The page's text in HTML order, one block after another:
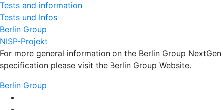
Tests and information
Tests und Infos
Berlin Group
NISP-Projekt
For more general information on the Berlin Group NextGen
specification please visit the Berlin Group Website.
Berlin Group